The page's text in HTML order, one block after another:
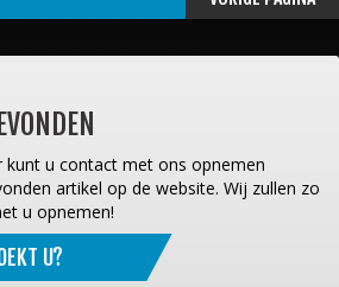
u contact met ons opnemen
artikel op de website. Wij zullen zo
u opnemen!
U?